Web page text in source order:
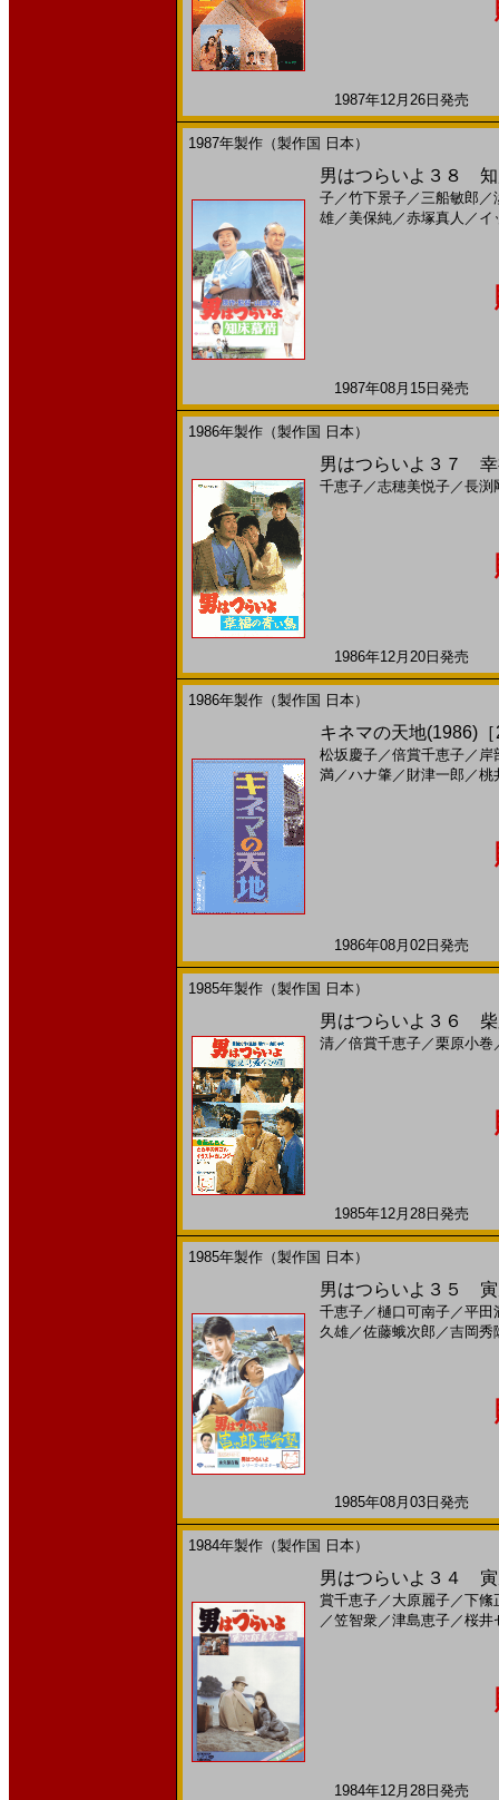
1987年12月26日発売
1987年製作（製作国 日本）
男はつらいよ３８ 知
子／竹下景子／三船敏郎 ／
雄／ 美保純／赤塚真人 ／ イ
1987年08月15日発売
1986年製作（製作国 日本）
男はつらいよ３７ 幸
千恵子／志穂美悦子／長渕
1986年12月20日発売
1986年製作（製作国 日本）
キネマの天地(1986)
松坂慶子／倍賞千恵子／ 岸
満／ハナ肇／ 財津一郎 ／桃
1986年08月02日発売
1985年製作（製作国 日本）
男はつらいよ３６ 柴
清／倍賞千恵子／栗原小巻
1985年12月28日発売
1985年製作（製作国 日本）
男はつらいよ３５ 寅
千恵子／樋口可南子／平田
久雄／佐藤蛾次郎 ／吉岡秀
1985年08月03日発売
1984年製作（製作国 日本）
男はつらいよ３４ 寅
賞千恵子／ 大原麗子／下絛
／笠智衆／津島恵子／桜井
1984年12月28日発売